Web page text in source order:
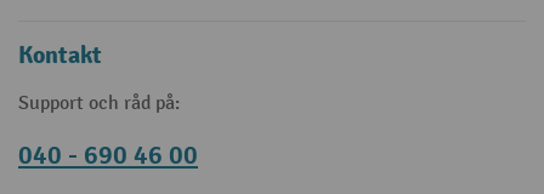
Kontakt
Support och råd på:
040 - 690 46 00